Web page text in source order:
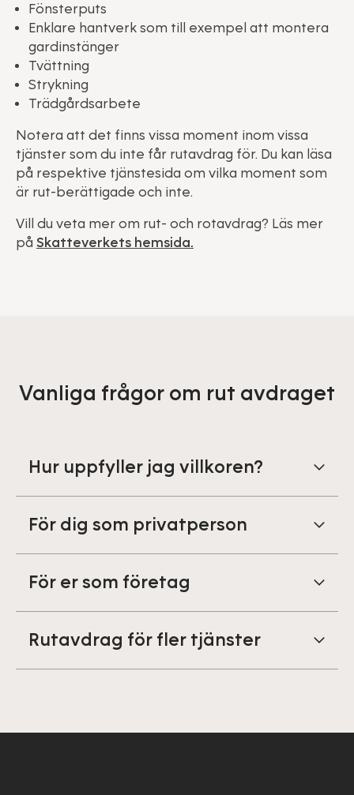
Fönsterputs
Enklare hantverk som till exempel att montera
gardinstänger
Tvättning
Strykning
Trädgårdsarbete
Notera att det finns vissa moment inom vissa
tjänster som du inte får rutavdrag för. Du kan läsa
på respektive tjänstesida om vilka moment som
är rut-berättigade och inte.
Vill du veta mer om rut- och rotavdrag? Läs mer
på Skatteverkets hemsida.
Vanliga frågor om rut avdraget
Hur uppfyller jag villkoren?
För dig som privatperson
För er som företag
Rutavdrag för fler tjänster